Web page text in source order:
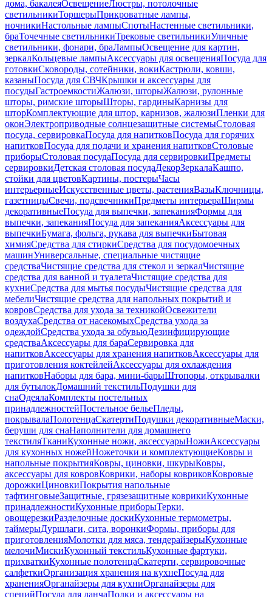
дома, бакалеяОсвещениеЛюстры, потолочные
светильникиТоршерыПрикроватные лампы,
ночникиНастольные лампыСпотыНастенные светильники,
браТочечные светильникиТрековые светильникиУличные
светильники, фонари, браЛампыОсвещение для картин,
зеркалКольцевые лампыАксессуары для освещенияПосуда для
готовкиСковороды, сотейники, вокиКастрюли, ковши,
казаныПосуда для СВЧКрышки и аксессуары для
посудыГастроемкостиЖалюзи, шторыЖалюзи, рулонные
шторы, римские шторыШторы, гардиныКарнизы для
шторКомплектующие для штор, карнизов, жалюзиПленки для
оконЭлектроприводные солнцезащитные системыСтоловая
посуда, сервировкаПосуда для напитковПосуда для горячих
напитковПосуда для подачи и хранения напитковСтоловые
приборыСтоловая посудаПосуда для сервировкиПредметы
сервировкиДетская столовая посудаДекорЗеркалаКашпо,
стойки для цветовКартины, постерыЧасы
интерьерныеИскусственные цветы, растенияВазыКлючницы,
газетницыСвечи, подсвечникиПредметы интерьераШирмы
декоративныеПосуда для выпечки, запеканияФормы для
выпечки, запеканияПосуда для запеканияАксессуары для
выпечкиБумага, фольга, рукава для выпечкиБытовая
химияСредства для стиркиСредства для посудомоечных
машинУниверсальные, специальные чистящие
средстваЧистящие средства для стекол и зеркалЧистящие
средства для ванной и туалетаЧистящие средства для
кухниСредства для мытья посудыЧистящие средства для
мебелиЧистящие средства для напольных покрытий и
ковровСредства для ухода за техникойОсвежители
воздухаСредства от насекомыхСредства ухода за
одеждойСредства ухода за обувьюДезинфицирующие
средстваАксессуары для бараСервировка для
напитковАксессуары для хранения напитковАксессуары для
приготовления коктейлейАксессуары для охлаждения
напитковНаборы для бара, мини-барыШтопоры, открывалки
для бутылокДомашний текстильПодушки для
снаОдеялаКомплекты постельных
принадлежностейПостельное бельеПледы,
покрывалаПолотенцаСкатертиПодушки декоративныеМаски,
беруши для снаНаполнители для домашнего
текстиляТканиКухонные ножи, аксессуарыНожиАксессуары
для кухонных ножейНожеточки и комплектующиеКовры и
напольные покрытияКовры, циновки, шкурыКовры,
аксессуары для ковровКоврики, наборы ковриковКовровые
дорожкиЦиновкиПокрытия напольные
тафтинговыеЗащитные, грязезащитные коврикиКухонные
принадлежностиКухонные приборыТерки,
овощерезкиРазделочные доскиКухонные термометры,
таймерыДуршлаги, сита, воронкиФормы, приборы для
приготовленияМолотки для мяса, тендерайзерыКухонные
мелочиМискиКухонный текстильКухонные фартуки,
прихваткиКухонные полотенцаСкатерти, сервировочные
салфеткиОрганизация хранения на кухнеПосуда для
храненияОрганайзеры для кухниОрганайзеры для
специйПосуда для ланчаПолки и аксессуары на